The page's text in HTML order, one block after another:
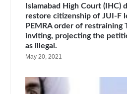
Islamabad High Court (IHC)
restore citizenship of JUI-F
PEMRA order of restraining
inviting, projecting the
as illegal.
May 20, 2021